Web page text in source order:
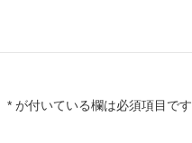
* が付いている欄は必須項目です